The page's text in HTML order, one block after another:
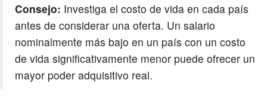
Consejo: Investiga el costo de vida en cada país
antes de considerar una oferta. Un salario
nominalmente más bajo en un país con un costo
de vida significativamente menor puede ofrecer un
mayor poder adquisitivo real.